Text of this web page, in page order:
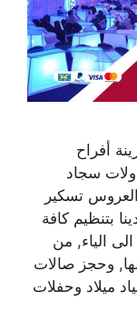
أفراح
سجاد
تسكير
بتنظيم كافة
الياء, من
وحجز صالات
ميلاد وحفلات